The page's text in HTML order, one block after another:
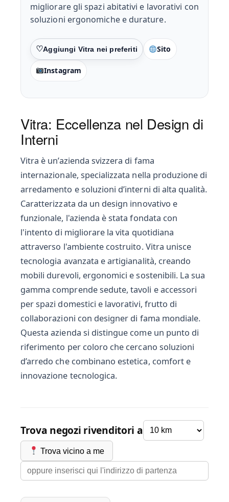
migliorare gli spazi abitativi e lavorativi con
soluzioni ergonomiche e durature.
Preferiti Sito
Instagram
Vitra: Eccellenza nel Design di
Interni
Vitra è un’azienda svizzera di fama
internazionale, specializzata nella produzione di
arredamento e soluzioni d’interni di alta qualità.
Caratterizzata da un design innovativo e
funzionale, l'azienda è stata fondata con
l'intento di migliorare la vita quotidiana
attraverso l'ambiente costruito. Vitra unisce
tecnologia avanzata e artigianalità, creando
mobili durevoli, ergonomici e sostenibili. La sua
gamma comprende sedute, tavoli e accessori
per spazi domestici e lavorativi, frutto di
collaborazioni con designer di fama mondiale.
Questa azienda si distingue come un punto di
riferimento per coloro che cercano soluzioni
d’arredo che combinano estetica, comfort e
innovazione tecnologica.
Trova negozi rivenditori a
Trova vicino a me